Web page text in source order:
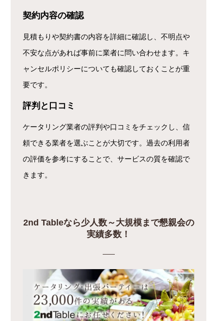
契約内容の確認
見積もりや契約書の内容を詳細に確認し、不明点や
不安な点があれば事前に業者に問い合わせます。キ
ャンセルポリシーについても確認しておくことが重
要です。
評判と口コミ
ケータリング業者の評判や口コミをチェックし、信
頼できる業者を選ぶことが大切です。過去の利用者
の評価を参考にすることで、サービスの質を確認で
きます。
2nd Tableなら少人数～大規模まで懇親会の
実績多数！